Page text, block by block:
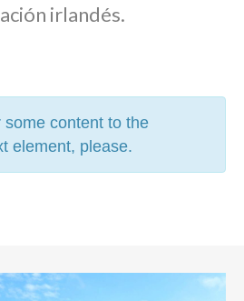
irlandés.
content to the
element, please.